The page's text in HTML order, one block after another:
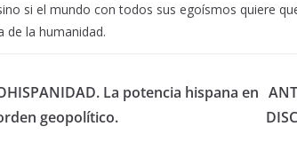
si el mundo con todos sus egoísmos quiere
de la humanidad.
La potencia hispana en
geopolítico.